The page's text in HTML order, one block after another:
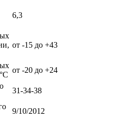
6,3
от -15 до +43
от -20 до +24
31-34-38
9/10/2012